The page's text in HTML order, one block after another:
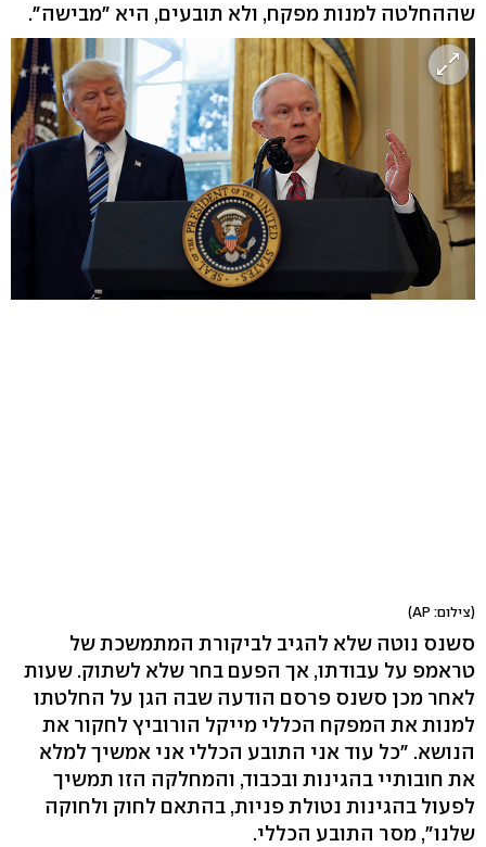
שההחלטה למנות מפקח, ולא תובעים, היא "מבישה".
(צילום: AP)
סשנס נוטה שלא להגיב לביקורת המתמשכת של
טראמפ על עבודתו, אך הפעם בחר שלא לשתוק. שעות
לאחר מכן סשנס פרסם הודעה שבה הגן על החלטתו
למנות את המפקח הכללי מייקל הורוביץ לחקור את
הנושא. "כל עוד אני התובע הכללי אני אמשיך למלא
את חובותיי בהגינות ובכבוד, והמחלקה הזו תמשיך
לפעול בהגינות נטולת פניות, בהתאם לחוק ולחוקה
שלנו", מסר התובע הכללי.